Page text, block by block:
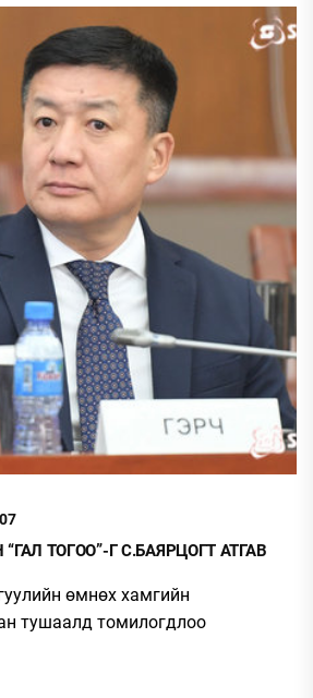
ТОГОО”-Г С.БАЯРЦОГТ АТГАВ
өмнөх хамгийн
тушаалд томилогдлоо